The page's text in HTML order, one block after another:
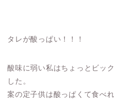
タレが酸っぱい！！！
酸味に弱い私はちょっとビッ
した。
案の定子供は酸っぱくて食べ